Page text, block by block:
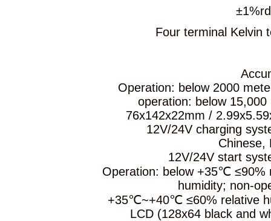
Four
Operation:
12V/
Operation:
+35℃~+40℃
LCD